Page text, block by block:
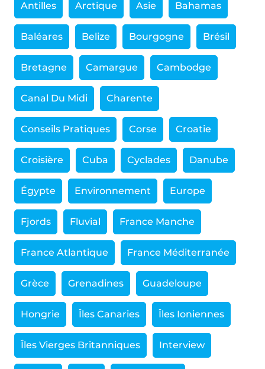
Antilles Arctique Asie Bahamas
Baléares Belize Bourgogne Brésil
Bretagne Camargue Cambodge
Canal Du Midi Charente
Conseils Pratiques Corse Croatie
Croisière Cuba Cyclades Danube
Égypte Environnement Europe
Fjords Fluvial France Manche
France Atlantique France Méditerranée
Grèce Grenadines Guadeloupe
Hongrie Îles Canaries Îles Ioniennes
Îles Vierges Britanniques Interview